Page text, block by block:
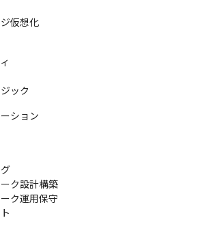
仮想化
ック
ション
ク設計構築
ク運用保守